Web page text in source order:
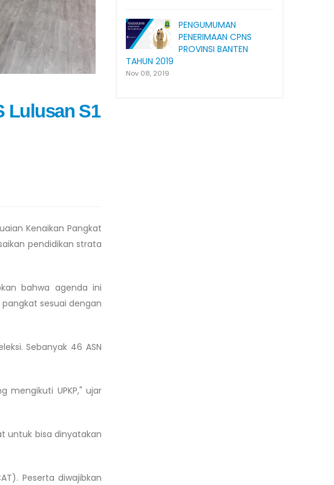
Lulusan S1
Kenaikan Pangkat
pendidikan strata
bahwa agenda ini
sesuai dengan
Sebanyak 46 ASN
mengikuti UPKP," ujar
untuk bisa dinyatakan
Peserta diwajibkan
PENGUMUMAN
PENERIMAAN CPNS
PROVINSI BANTEN
TAHUN 2019
Nov 08, 2019